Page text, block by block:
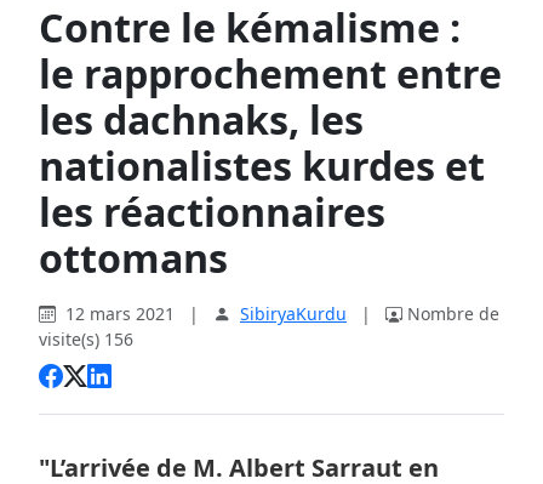
Contre le kémalisme :
le rapprochement entre
les dachnaks, les
nationalistes kurdes et
les réactionnaires
ottomans
12 mars 2021 | SibiryaKurdu |
Nombre de
visite(s) 156
"L’arrivée de M. Albert Sarraut en